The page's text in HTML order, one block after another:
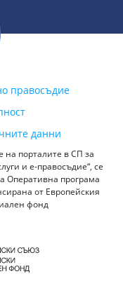
правосъдие
данни
на порталите в СП за
и е-правосъдие“, се
Оперативна програма
от Европейския
фонд